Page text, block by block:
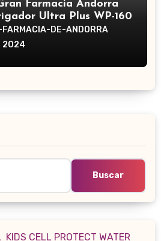
Farmacia Andorra
Ultra Plus WP-160
DE-ANDORRA
2024